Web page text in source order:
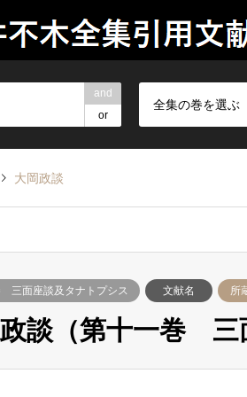
and
or
全集の巻を選ぶ
大岡政談
三面座談及タナトプシス 文献名 所
談（第十一巻 三